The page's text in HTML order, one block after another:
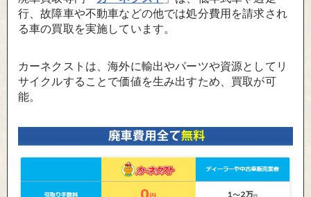
行、故障車や不動車などの他では処分費用を請求され
る車の買取を実施しています。
カーネクストは、海外に輸出やパーツや資源としてリ
サイクルすることで価値を生み出すため、買取が可
能。